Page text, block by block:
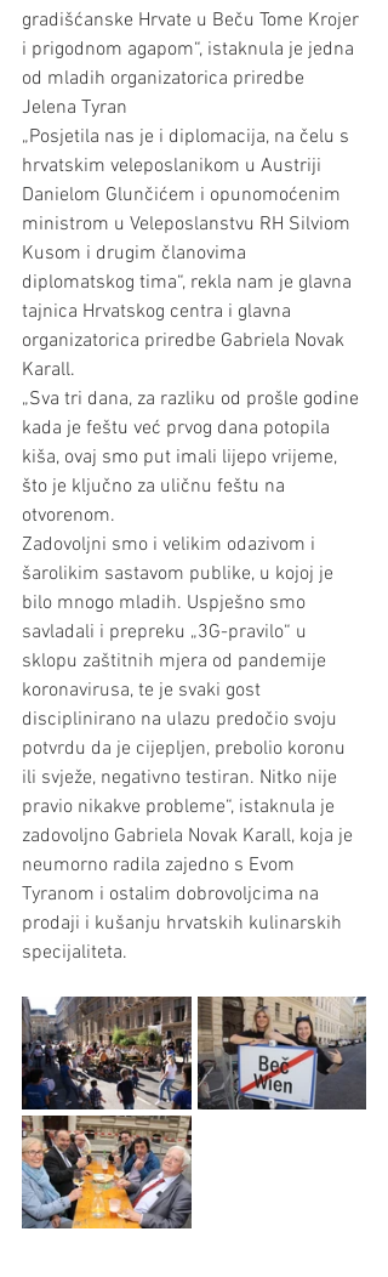
gradišćanske Hrvate u Beču Tome Krojer
i prigodnom agapom“, istaknula je jedna
od mladih organizatorica priredbe
Jelena Tyran
„Posjetila nas je i diplomacija, na čelu s
hrvatskim veleposlanikom u Austriji
Danielom Glunčićem i opunomoćenim
ministrom u Veleposlanstvu RH Silviom
Kusom i drugim članovima
diplomatskog tima“, rekla nam je glavna
tajnica Hrvatskog centra i glavna
organizatorica priredbe Gabriela Novak
Karall.
„Sva tri dana, za razliku od prošle godine
kada je feštu već prvog dana potopila
kiša, ovaj smo put imali lijepo vrijeme,
što je ključno za uličnu feštu na
otvorenom.
Zadovoljni smo i velikim odazivom i
šarolikim sastavom publike, u kojoj je
bilo mnogo mladih. Uspješno smo
savladali i prepreku „3G-pravilo“ u
sklopu zaštitnih mjera od pandemije
koronavirusa, te je svaki gost
disciplinirano na ulazu predočio svoju
potvrdu da je cijepljen, prebolio koronu
ili svježe, negativno testiran. Nitko nije
pravio nikakve probleme“, istaknula je
zadovoljno Gabriela Novak Karall, koja je
neumorno radila zajedno s Evom
Tyranom i ostalim dobrovoljcima na
prodaji i kušanju hrvatskih kulinarskih
specijaliteta.